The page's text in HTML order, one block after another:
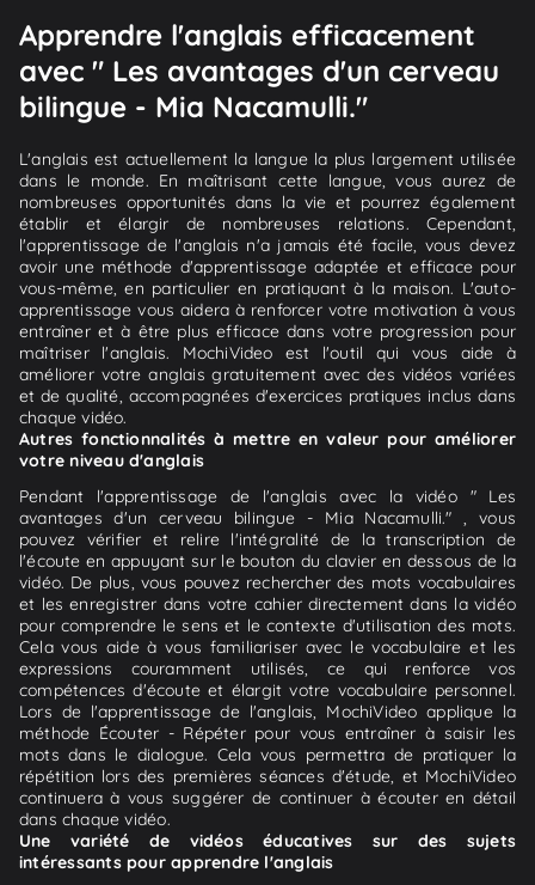
Apprendre l'anglais efficacement
avec " Les avantages d'un cerveau
bilingue - Mia Nacamulli."
L'anglais est actuellement la langue la plus largement utilisée
dans le monde. En maîtrisant cette langue, vous aurez de
nombreuses opportunités dans la vie et pourrez également
établir et élargir de nombreuses relations. Cependant,
l'apprentissage de l'anglais n'a jamais été facile, vous devez
avoir une méthode d'apprentissage adaptée et efficace pour
vous-même, en particulier en pratiquant à la maison. L'auto-
apprentissage vous aidera à renforcer votre motivation à vous
entraîner et à être plus efficace dans votre progression pour
maîtriser l'anglais. MochiVideo est l'outil qui vous aide à
améliorer votre anglais gratuitement avec des vidéos variées
et de qualité, accompagnées d'exercices pratiques inclus dans
chaque vidéo.
Autres fonctionnalités à mettre en valeur pour améliorer
votre niveau d'anglais
Pendant l'apprentissage de l'anglais avec la vidéo " Les
avantages d'un cerveau bilingue - Mia Nacamulli." , vous
pouvez vérifier et relire l'intégralité de la transcription de
l'écoute en appuyant sur le bouton du clavier en dessous de la
vidéo. De plus, vous pouvez rechercher des mots vocabulaires
et les enregistrer dans votre cahier directement dans la vidéo
pour comprendre le sens et le contexte d'utilisation des mots.
Cela vous aide à vous familiariser avec le vocabulaire et les
expressions couramment utilisés, ce qui renforce vos
compétences d'écoute et élargit votre vocabulaire personnel.
Lors de l'apprentissage de l'anglais, MochiVideo applique la
méthode Écouter - Répéter pour vous entraîner à saisir les
mots dans le dialogue. Cela vous permettra de pratiquer la
répétition lors des premières séances d'étude, et MochiVideo
continuera à vous suggérer de continuer à écouter en détail
dans chaque vidéo.
Une variété de vidéos éducatives sur des sujets
intéressants pour apprendre l'anglais